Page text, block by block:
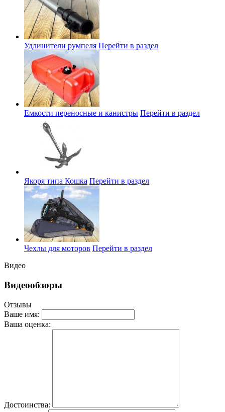
Удлинители румпеля Перейти в раздел
Емкости переносные и канистры Перейти в раздел
Якоря типа Кошка Перейти в раздел
Чехлы для моторов Перейти в раздел
Видео
Видеообзоры
Отзывы
Ваше имя:
Ваша оценка:
Достоинства: